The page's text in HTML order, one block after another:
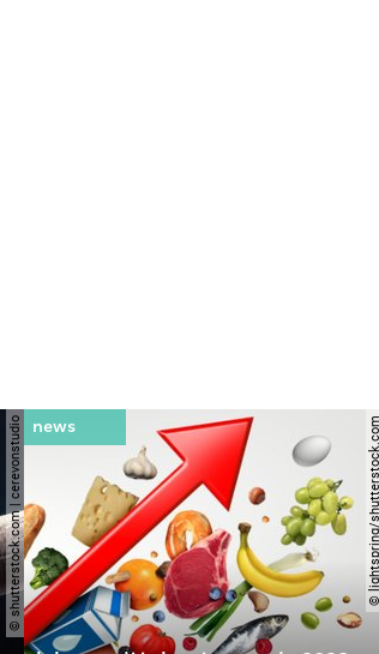
© shutterstock.com | cerevonstudio © lightspring/